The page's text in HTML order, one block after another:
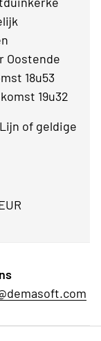
Oostende
18u53
19u32
of geldige